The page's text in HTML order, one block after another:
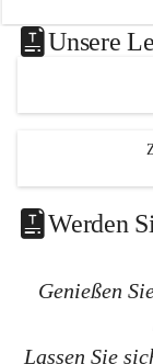
n
a
G
Unsere
Werden
Genießen
Lassen Sie